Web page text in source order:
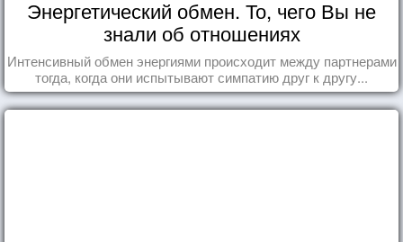
Энергетический обмен. То, чего Вы не
знали об отношениях
Интенсивный обмен энергиями происходит между партнерами
тогда, когда они испытывают симпатию друг к другу...